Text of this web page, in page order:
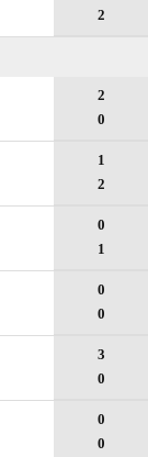
2
2
0
1
2
0
1
0
0
3
0
0
0